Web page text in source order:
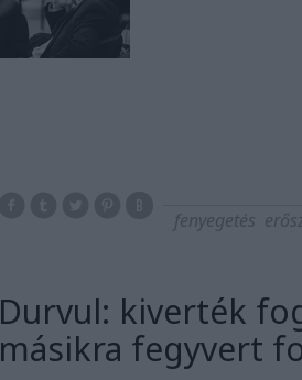
fenyegetés
Durvul: kiverték
másikra fegyvert